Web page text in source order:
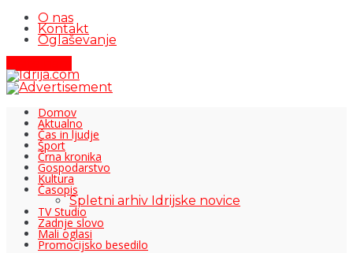
O nas
Kontakt
Oglaševanje
Domov
Aktualno
Čas in ljudje
Šport
Črna kronika
Gospodarstvo
Kultura
Časopis
Spletni arhiv Idrijske novice
TV Studio
Zadnje slovo
Mali oglasi
Promocijsko besedilo